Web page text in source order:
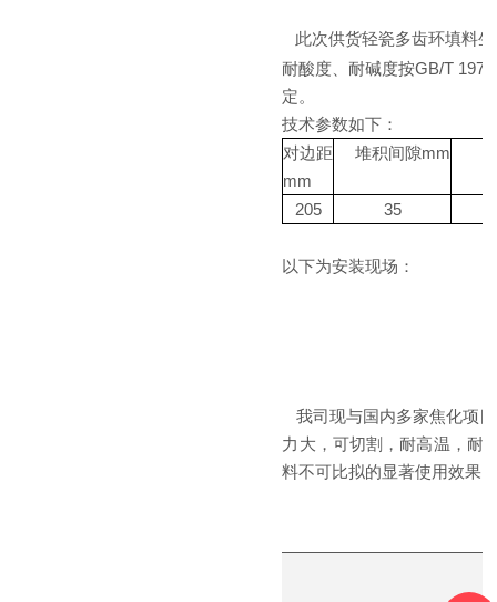
此次供货轻瓷多齿环填料
耐酸度、耐碱度按GB/T
定。
技术参数如下：
对边距
mm
堆积间隙mm
205 35
以下为安装现场：
我司现与国内多家焦化项
力大，可切割，耐高温，耐
料不可比拟的显著使用效果